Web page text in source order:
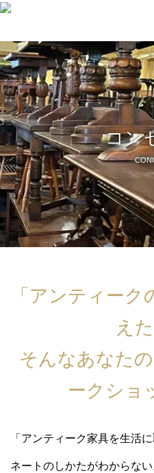
コン
「アンティー
え
そんなあなた
ークショ
「アンティーク家具を生活
ネートのしかたがわからない